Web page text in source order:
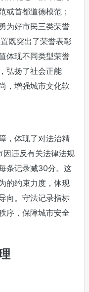
或首都道德模范；
为好市民三类荣誉
既突出了荣誉表彰
体现不同类型荣誉
弘扬了社会正能
，增强城市文化软
，体现了对法治精
违反有关法律法规
条记录减30分。这
的约束力度，体现
向。守法记录指标
序，保障城市安全